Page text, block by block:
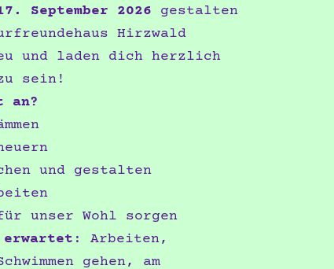
September 2026 gestalten
Hirzwald
und laden dich herzlich
sein!
an?
und gestalten
unser Wohl sorgen
erwartet : Arbeiten,
gehen, am